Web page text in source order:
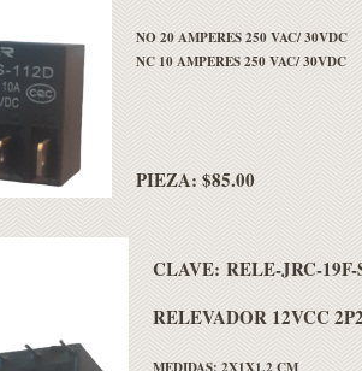
NO 20 AMPERES 250 VAC/ 30VDC
NC 10 AMPERES 250 VAC/ 30VDC
PIEZA: $85.00
CLAVE: RELE-JRC-19F-
RELEVADOR 12VCC